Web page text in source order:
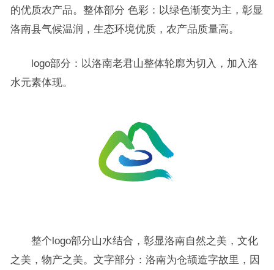
的优质农产品。整体部分 色彩：以绿色渐变为主，彰显
洛南县气候温润，生态环境优质，农产品质量高。
logo部分：以洛南老君山整体轮廓为切入，加入洛
水元素体现。
整个logo部分山水结合，彰显洛南自然之美，文化
之美，物产之美。文字部分：洛南为仓颉造字故里，因